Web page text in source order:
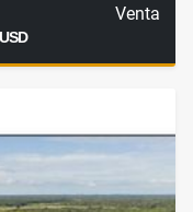
Venta
USD